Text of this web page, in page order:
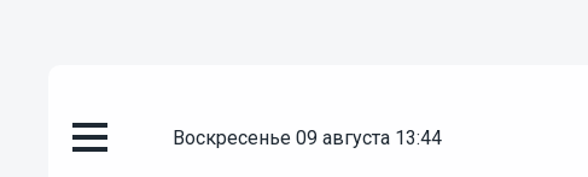
воскресенье 09 августа 13:44
Экономика